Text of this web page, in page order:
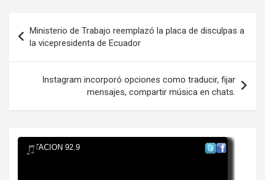
de
entradas
Ministerio de Trabajo reemplazó la placa de disculpas a
la vicepresidenta de Ecuador
Instagram incorporó opciones como traducir, fijar
mensajes, compartir música en chats.